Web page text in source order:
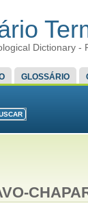
Dictionary -
GLOSSÁRIO